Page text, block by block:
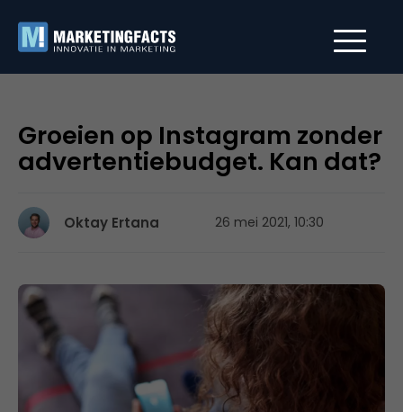
Groeien op Instagram zonder
advertentiebudget. Kan dat?
Oktay Ertana 26 mei 2021, 10:30